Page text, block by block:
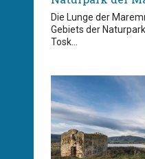
Die Lunge der
Gebiets der
Tosk...